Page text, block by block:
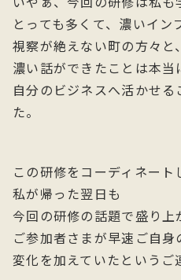
とっても多くて、濃いイン
視察が絶えない町の方々と、
濃い話ができたことは本当
自分のビジネスへ活かせ
た。
この研修をコーディネート
私が帰った翌日も
今回の研修の話題で盛り上
ご参加者さまが早速ご自身
変化を加えていたというご